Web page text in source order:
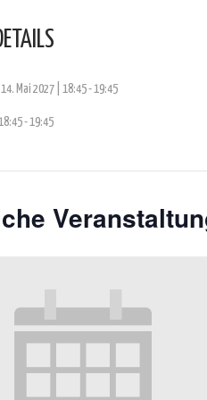
14. Mai 2027 | 18:45-19:45
- 19:45